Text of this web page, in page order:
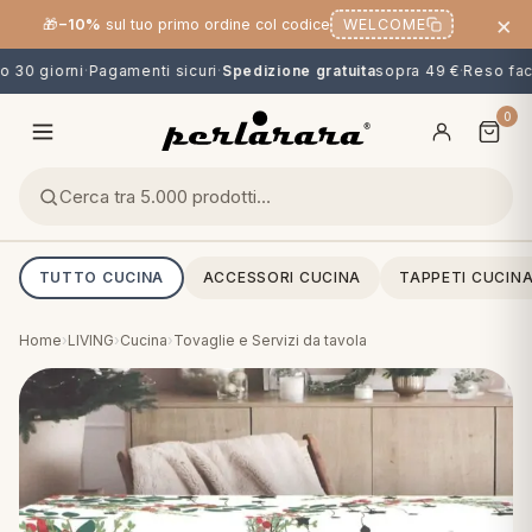
🎁−10% sul tuo primo ordine col codice WELCOME ×
30 giorni· Pagamenti sicuri ·Spedizione gratuitasopra 49 € ·Reso
0
TUTTO CUCINA ACCESSORI CUCINA TAPPETI
& CUSCINI
CALCIO & CARTOONS
Home›LIVING›Cucina›Tovaglie e Servizi da tavola